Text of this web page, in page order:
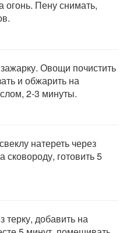
огонь. Пену снимать,
Овощи почистить
и обжарить на
2-3 минуты.
натереть через
сковороду, готовить 5
терку, добавить на